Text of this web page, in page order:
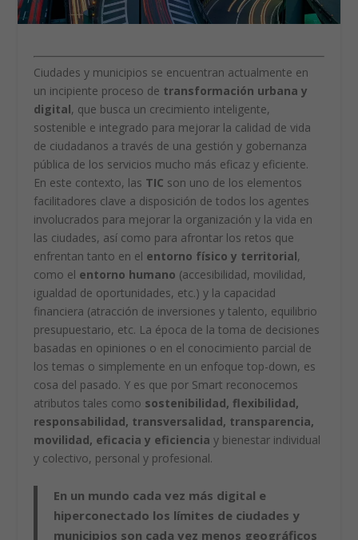
Ciudades y municipios se encuentran actualmente en
un incipiente proceso de transformación urbana y
digital, que busca un crecimiento inteligente,
sostenible e integrado para mejorar la calidad de vida
de ciudadanos a través de una gestión y gobernanza
pública de los servicios mucho más eficaz y eficiente.
En este contexto, las TIC son uno de los elementos
facilitadores clave a disposición de todos los agentes
involucrados para mejorar la organización y la vida en
las ciudades, así como para afrontar los retos que
enfrentan tanto en el entorno físico y territorial,
como el entorno humano (accesibilidad, movilidad,
igualdad de oportunidades, etc.) y la capacidad
financiera (atracción de inversiones y talento, equilibrio
presupuestario, etc. La época de la toma de decisiones
basadas en opiniones o en el conocimiento parcial de
los temas o simplemente en un enfoque top-down, es
cosa del pasado. Y es que por Smart reconocemos
atributos tales como sostenibilidad, flexibilidad,
responsabilidad, transversalidad, transparencia,
movilidad, eficacia y eficienciay bienestar individual
y colectivo, personal y profesional.
En un mundo cada vez más digital e
hiperconectado los límites de ciudades y
municipios son cada vez menos geográficos